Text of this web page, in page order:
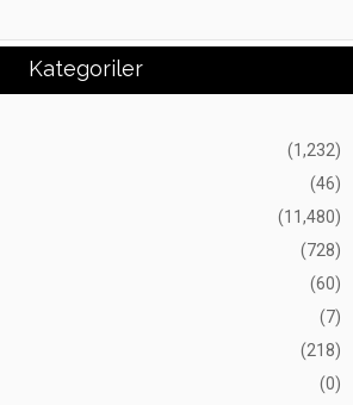
Kategoriler
(1,232)
(46)
(11,480)
(728)
(60)
(7)
(218)
(0)